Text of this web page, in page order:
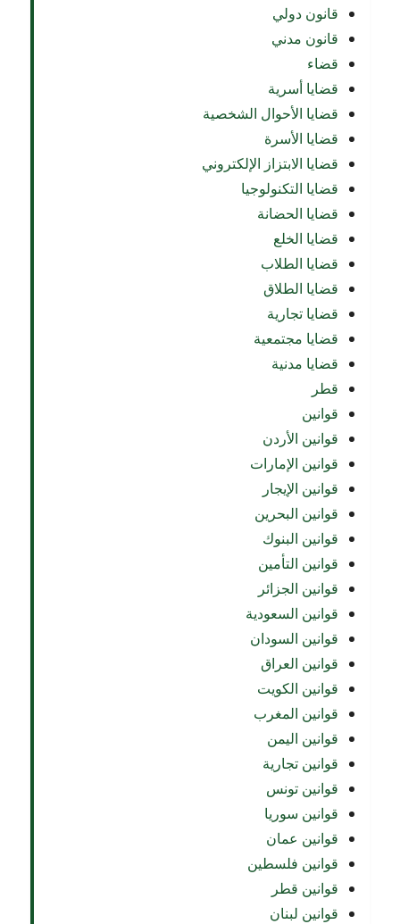
قانون دولي
قانون مدني
قضاء
قضايا أسرية
قضايا الأحوال الشخصية
قضايا الأسرة
قضايا الابتزاز الإلكتروني
قضايا التكنولوجيا
قضايا الحضانة
قضايا الخلع
قضايا الطلاب
قضايا الطلاق
قضايا تجارية
قضايا مجتمعية
قضايا مدنية
قطر
قوانين
قوانين الأردن
قوانين الإمارات
قوانين الإيجار
قوانين البحرين
قوانين البنوك
قوانين التأمين
قوانين الجزائر
قوانين السعودية
قوانين السودان
قوانين العراق
قوانين الكويت
قوانين المغرب
قوانين اليمن
قوانين تجارية
قوانين تونس
قوانين سوريا
قوانين عمان
قوانين فلسطين
قوانين قطر
قوانين لبنان